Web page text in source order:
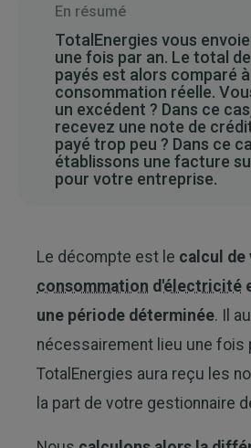
En résumé
TotalEnergies vous
une fois par an. Le total
payés est alors comparé
consommation réelle.
un excédent ? Dans ce
recevez une note de
payé trop peu ? Dans ce
établissons une facture
pour votre entreprise.
Le décompte est le calcul de
consommation d'électricité
une période déterminée. Il
nécessairement lieu une fois
TotalEnergies aura reçu les
la part de votre gestionnaire